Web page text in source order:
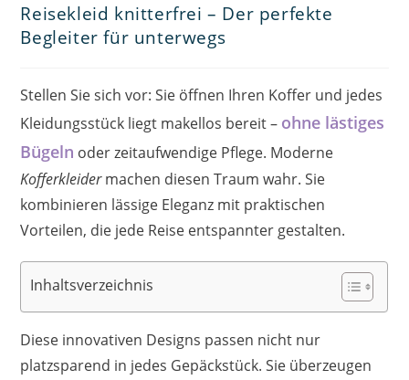
Reisekleid knitterfrei – Der perfekte
Begleiter für unterwegs
Stellen Sie sich vor: Sie öffnen Ihren Koffer und jedes
Kleidungsstück liegt makellos bereit – ohne lästiges
Bügeln oder zeitaufwendige Pflege. Moderne
Kofferkleidermachen diesen Traum wahr. Sie
kombinieren lässige Eleganz mit praktischen
Vorteilen, die jede Reise entspannter gestalten.
Inhaltsverzeichnis
Diese innovativen Designs passen nicht nur
platzsparend in jedes Gepäckstück. Sie überzeugen